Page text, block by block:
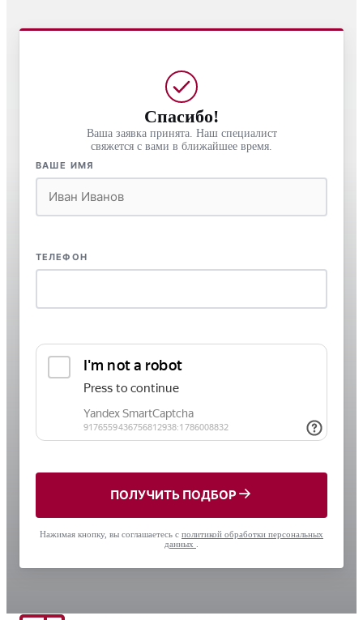
Спасибо!
Ваша заявка принята. Наш специалист
свяжется с вами в ближайшее время.
ВАШЕ ИМЯ
ТЕЛЕФОН
ПОЛУЧИТЬ ПОДБОР
Нажимая кнопку, вы соглашаетесь с политикой обработки персональных
данных